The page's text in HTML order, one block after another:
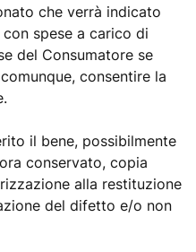
che verrà indicato
spese a carico di
del Consumatore se
consentire la
il bene, possibilmente
conservato, copia
alla restituzione
del difetto e/o non